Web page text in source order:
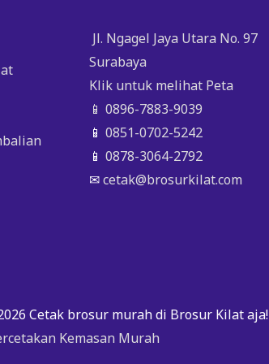
Jl. Ngagel Jaya Utara No. 97
Surabaya
Klik untuk melihat Peta
📱 0896-7883-9039
📱 0851-0702-5242
📱 0878-3064-2792
✉cetak@brosurkilat.com
Cetak brosur murah di Brosur Kilat aja!
Kemasan Murah